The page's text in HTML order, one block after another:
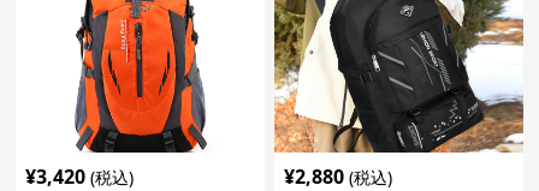
¥3,420 (税込) ¥2,880 (税込)